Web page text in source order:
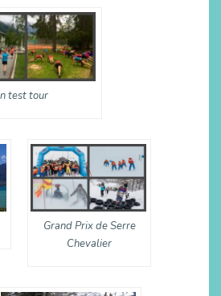
test tour
Grand Prix de Serre
Chevalier